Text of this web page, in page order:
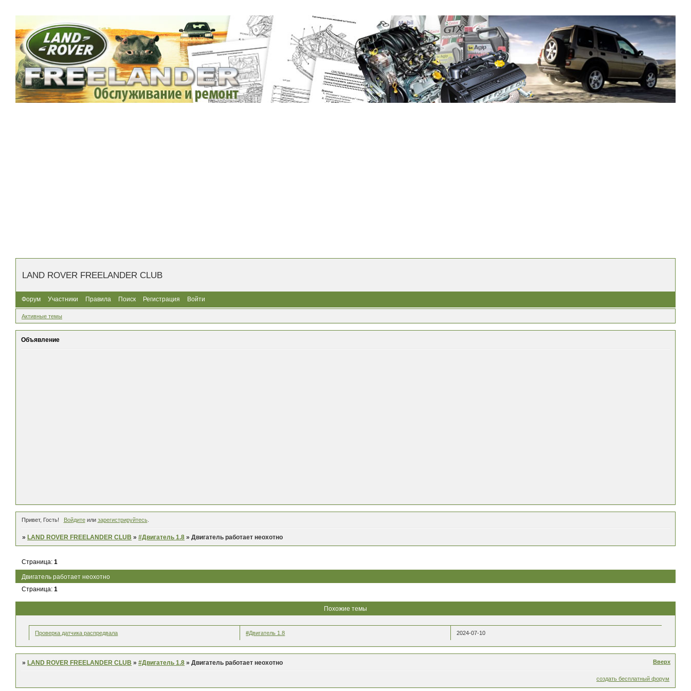
LAND ROVER FREELANDER CLUB
Форум Участники Правила Поиск Регистрация Войти
Активные темы
Объявление
Привет, Гость! Войдитеили зарегистрируйтесь.
»LAND ROVER FREELANDER CLUB »#Двигатель 1.8 »Двигатель работает неохотно
Двигатель работает неохотно
Страница:1
Страница:1
Похожие темы
Проверка датчика распредвала #Двигатель 1.8 2024-07-10
»LAND ROVER FREELANDER CLUB »#Двигатель 1.8 »Двигатель работает неохотно Вверх
создать бесплатный форум